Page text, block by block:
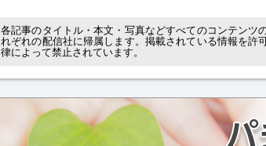
各記事のタイトル・本文・写真などすべてのコンテンツ
れぞれの配信社に帰属します。掲載されている情報を許
律によって禁止されています。